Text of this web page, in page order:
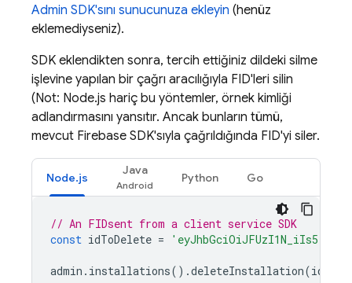
Admin SDK'sını sunucunuza ekleyin (henüz
eklemediyseniz).
SDK eklendikten sonra, tercih ettiğiniz dildeki silme
işlevine yapılan bir çağrı aracılığıyla FID'leri silin
(Not: Node.js hariç bu yöntemler, örnek kimliği
adlandırmasını yansıtır. Ancak bunların tümü,
mevcut Firebase SDK'sıyla çağrıldığında FID'yi siler.
Node.js
Java
Python Go
// An FIDsent from a client service SDK
const idToDelete = 'eyJhbGciOiJFUzI1N_iIs5'
admin . installations().deleteInstallation(